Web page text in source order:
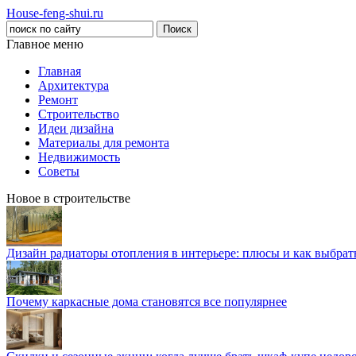
House-feng-shui.ru
Главное меню
Главная
Архитектура
Ремонт
Строительство
Идеи дизайна
Материалы для ремонта
Недвижимость
Советы
Новое в строительстве
Дизайн радиаторы отопления в интерьере: плюсы и как
Почему каркасные дома становятся все популярнее